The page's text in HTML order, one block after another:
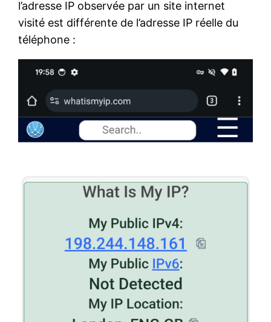
l’adresse IP observée par un site internet
visité est différente de l’adresse IP réelle du
téléphone :